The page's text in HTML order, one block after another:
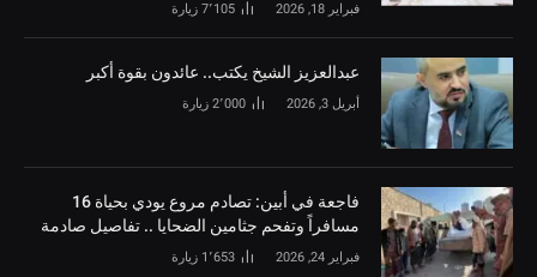
فبراير 18, 2026 7٬105 زيارة
‏عبدالعزيز الشيخ يكتب.. عائدون بقوة أكبر
أبريل 3, 2026 2٬000 زيارة
فاجعة في أبين: تصادم مروع يودي بحياة 16
مسافراً وتفحم جثامين الضحايا .. تفاصيل صادمة
فبراير 24, 2026 1٬653 زيارة